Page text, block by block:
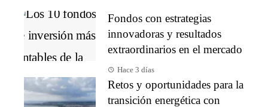
Fondos con estrategias
innovadoras y resultados
extraordinarios en el mercado
Hace 3 días
Retos y oportunidades para la
transición energética con